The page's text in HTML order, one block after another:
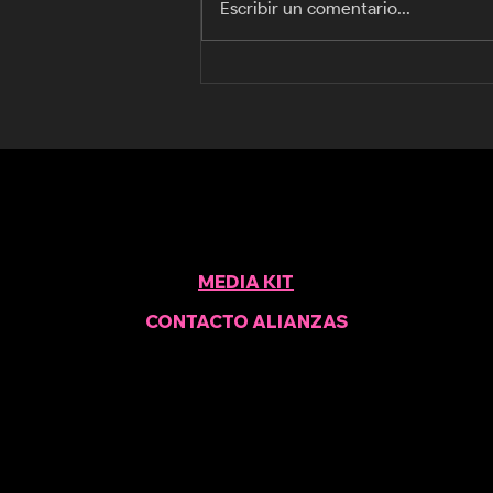
Escribir un comentario...
MEDIA KIT
CONTACTO ALIANZAS